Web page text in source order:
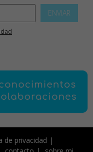
ENVIAR
de privacidad